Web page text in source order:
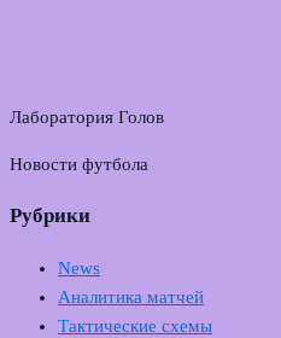
Лаборатория Голов
Новости футбола
Рубрики
News
Аналитика матчей
Тактические схемы